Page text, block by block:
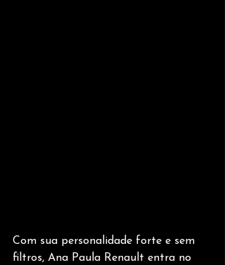
Com sua personalidade forte e sem
filtros, Ana Paula Renault entra no